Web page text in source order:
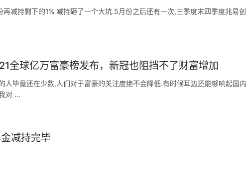
减持剩下的1% 减持砸了一个大坑.5月份之后还有一次,三季度末四季度兆易
全球亿万富豪榜发布，新冠也阻挡不了财富增加
人毕竟还在少数,人们对于富豪的关注度绝不会降低.有时候耳边还能够响起国
对 ...
减持完毕